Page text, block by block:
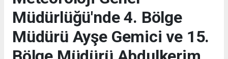
Müdürlüğü'nde 4. Bölge
Müdürü Ayşe Gemici ve 15.